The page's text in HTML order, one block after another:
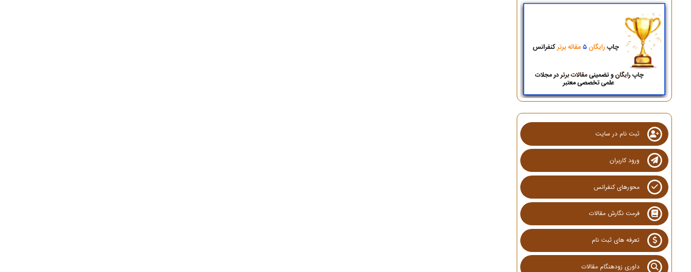
ثبت نام در سایت
ورود کاربران
محورهای کنفرانس
فرمت نگارش مقالات
تعرفه های ثبت نام
داوری زودهنگام مقالات